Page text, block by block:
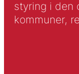
styring i den
kommuner,